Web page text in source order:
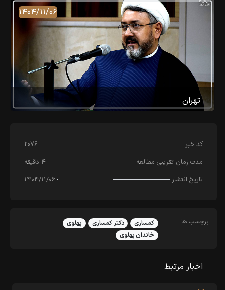
۱۴۰۴/۱۱/۰۶
تهران
کد خبر
۲۰۷۶
مدت زمان تقریبی مطالعه
۴ دقیقه
تاریخ انتشار
۱۴۰۴/۱۱/۰۶
برچسب ها کمساری دکتر کمساری
پهلوی
خاندان پهلوی
اخبار مرتبط